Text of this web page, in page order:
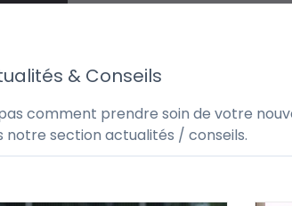
& Conseils
comment prendre soin de votre
notre section actualités / conseils.